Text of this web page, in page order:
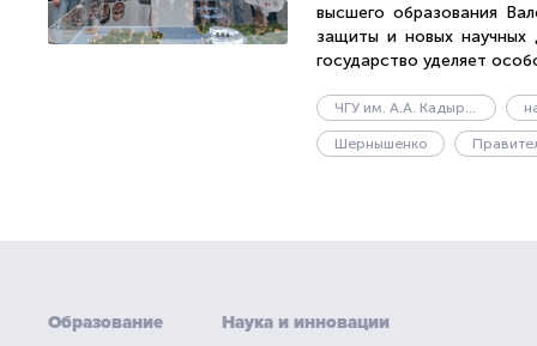
высшего образования
защиты и новых научных
государство уделяет
ЧГУ им. А.А. Кадырова
Шернышенко
Образование Наука и инновации